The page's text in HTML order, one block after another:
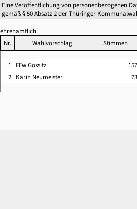
Eine Veröffentlichung von personenbezogenen
gemäß § 50 Absatz 2 der Thüringer
ehrenamtlich
Nr.
Wahlvorschlag Stimmen
1 FFw Gössitz 157
2 Karin Neumeister 73